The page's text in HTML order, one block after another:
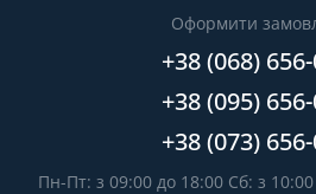
Оформити
+38 (068)
+38 (095)
+38 (073)
Пн-Пт: з 09:00 до 18:00 Сб: з